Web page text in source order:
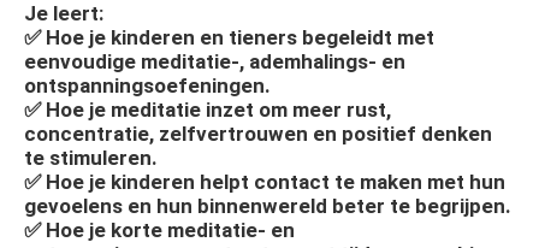
Je leert:
✅ Hoe je kinderen en tieners begeleidt met
eenvoudige meditatie-, ademhalings- en
ontspanningsoefeningen.
✅ Hoe je meditatie inzet om meer rust,
concentratie, zelfvertrouwen en positief denken
te stimuleren.
✅ Hoe je kinderen helpt contact te maken met hun
gevoelens en hun binnenwereld beter te begrijpen.
✅ Hoe je korte meditatie- en